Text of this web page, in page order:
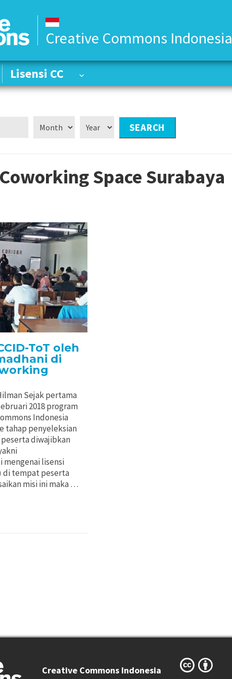
Creative Commons Indonesia
Lisensi CC
Lisensi CC
Space Surabaya
ToT oleh
di
Sejak pertama
2018 program
Indonesia
tahap penyeleksian
diwajibkan
mengenai lisensi
di tempat peserta
misi ini maka …
Creative Commons Indonesia